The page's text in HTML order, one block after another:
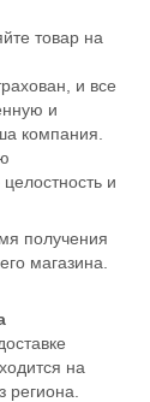
товар на
и все
и
компания.
и
получения
магазина.
на
региона.